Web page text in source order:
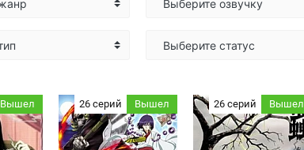
Выберите озвучку
Выберите статус
Вышел 26 серий Вышел 26 серий Вышел